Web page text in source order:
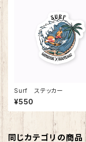
Surf ステッカー
¥550
同じカテゴリの商品